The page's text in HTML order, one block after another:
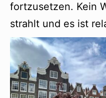
fortzusetzen. Kein
strahlt und es ist